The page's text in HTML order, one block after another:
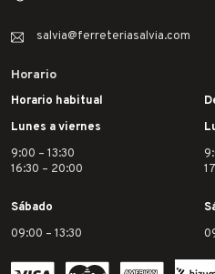
salvia@ferreteriasalvia.com
Horario
Horario habitual
Lunes a viernes
9:00 – 13:30
16:30 – 20:00
Sábado
09:00 – 13:30